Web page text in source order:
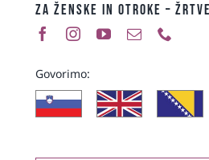
ZA ŽENSKE IN OTROKE –
Govorimo: